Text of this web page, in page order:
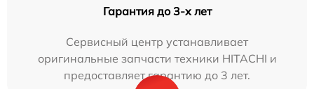
Гарантия до 3-х лет
Сервисный центр устанавливает
оригинальные запчасти техники HITACHI и
предоставляет гарантию до 3 лет.